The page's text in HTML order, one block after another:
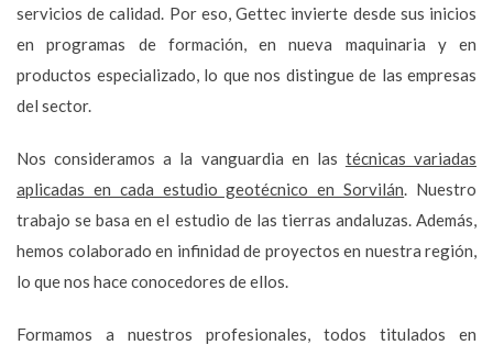
servicios de calidad. Por eso, Gettec invierte desde sus inicios
en programas de formación, en nueva maquinaria y en
productos especializado, lo que nos distingue de las empresas
del sector.
Nos consideramos a la vanguardia en las técnicas variadas
aplicadas en cada estudio geotécnico en Sorvilán. Nuestro
trabajo se basa en el estudio de las tierras andaluzas. Además,
hemos colaborado en infinidad de proyectos en nuestra región,
lo que nos hace conocedores de ellos.
Formamos a nuestros profesionales, todos titulados en